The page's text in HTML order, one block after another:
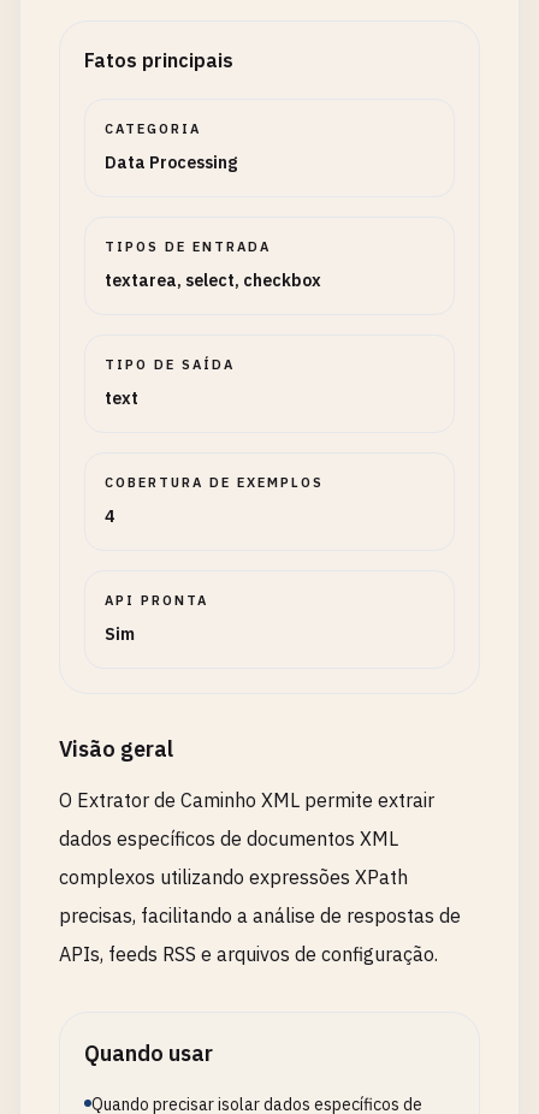
Fatos principais
CATEGORIA
Data Processing
TIPOS DE ENTRADA
textarea, select, checkbox
TIPO DE SAÍDA
text
COBERTURA DE EXEMPLOS
4
API PRONTA
Sim
Visão geral
O Extrator de Caminho XML permite extrair
dados específicos de documentos XML
complexos utilizando expressões XPath
precisas, facilitando a análise de respostas de
APIs, feeds RSS e arquivos de configuração.
Quando usar
Quando precisar isolar dados específicos de